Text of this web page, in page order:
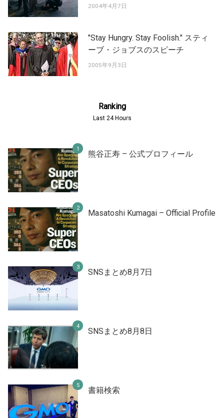
2004年4月7日
"Stay Hungry. Stay Foolish." スティ
ーブ・ジョブスのスピーチ
2005年9月3日
Ranking
Last 24 Hours
熊谷正寿 – 公式プロフィール
Masatoshi Kumagai – Official Profile
SNSまとめ8月7日
SNSまとめ8月8日
書籍検索